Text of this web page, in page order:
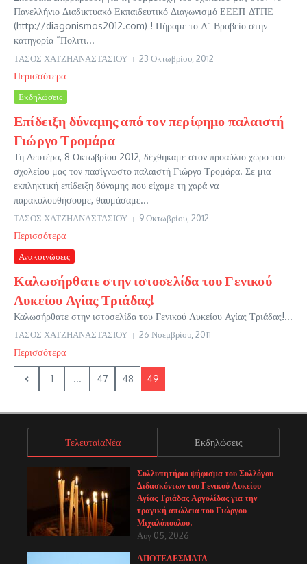
Πανελλήνιο Διαδικτυακό Εκπαιδευτικό Διαγωνισμό ΕΕΕΠ-ΔΤΠΕ
(http://diagonismos2012.com) ! Πήραμε το Α΄ Βραβείο στην
κατηγορία “Πολιτι...
ΤΑΣΟΣ ΧΑΤΖΗΑΝΑΣΤΑΣΙΟΥ 23 Οκτωβρίου, 2012
Περισσότερα
Εκδηλώσεις
Επίδειξη δύναμης από τον περίφημο παλαιστή
Γιώργο Τρομάρα
Τη Δευτέρα, 8 Οκτωβρίου 2012, δέχθηκαμε στον προαύλιο χώρο του
σχολείου μας τον πασίγνωστο παλαιστή Γιώργο Τρομάρα. Σε μια
εκπληκτική επίδειξη δύναμης που είχαμε τη χαρά να
παρακολουθήσουμε, θαυμάσαμε...
ΤΑΣΟΣ ΧΑΤΖΗΑΝΑΣΤΑΣΙΟΥ 9 Οκτωβρίου, 2012
Περισσότερα
Ανακοινώσεις
Καλωσήρθατε στην ιστοσελίδα του Γενικού
Λυκείου Αγίας Τριάδας!
Καλωσήρθατε στην ιστοσελίδα του Γενικού Λυκείου Αγίας Τριάδας!...
ΤΑΣΟΣ ΧΑΤΖΗΑΝΑΣΤΑΣΙΟΥ 26 Νοεμβρίου, 2011
Περισσότερα
1 ... 47 48 49
ΤελευταίαΝέα Εκδηλώσεις
Συλλυπητήριο ψήφισμα του Συλλόγου
Διδασκόντων του Γενικού Λυκείου
Αγίας Τριάδας Αργολίδας για την
τραγική απώλεια του Γιώργου
Μιχαλόπουλου.
Αυγ 05, 2026
ΑΠΟΤΕΛΕΣΜΑΤΑ